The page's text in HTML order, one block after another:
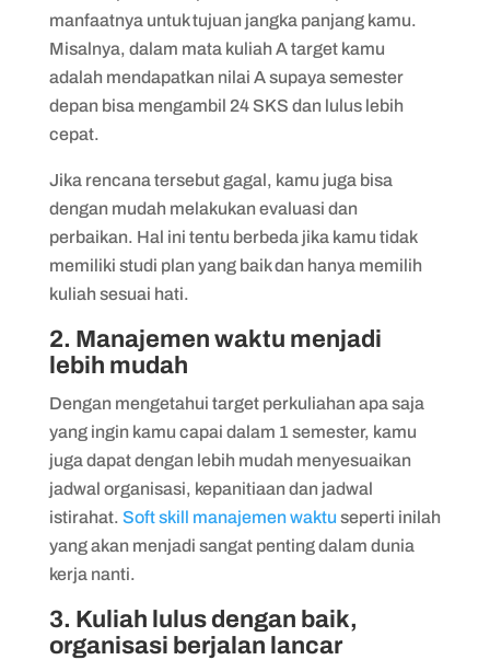
manfaatnya untuk tujuan jangka panjang kamu.
Misalnya, dalam mata kuliah A target kamu
adalah mendapatkan nilai A supaya semester
depan bisa mengambil 24 SKS dan lulus lebih
cepat.
Jika rencana tersebut gagal, kamu juga bisa
dengan mudah melakukan evaluasi dan
perbaikan. Hal ini tentu berbeda jika kamu tidak
memiliki studi plan yang baik dan hanya memilih
kuliah sesuai hati.
2. Manajemen waktu menjadi
lebih mudah
Dengan mengetahui target perkuliahan apa saja
yang ingin kamu capai dalam 1 semester, kamu
juga dapat dengan lebih mudah menyesuaikan
jadwal organisasi, kepanitiaan dan jadwal
istirahat. Soft skill manajemen waktu seperti inilah
yang akan menjadi sangat penting dalam dunia
kerja nanti.
3. Kuliah lulus dengan baik,
organisasi berjalan lancar